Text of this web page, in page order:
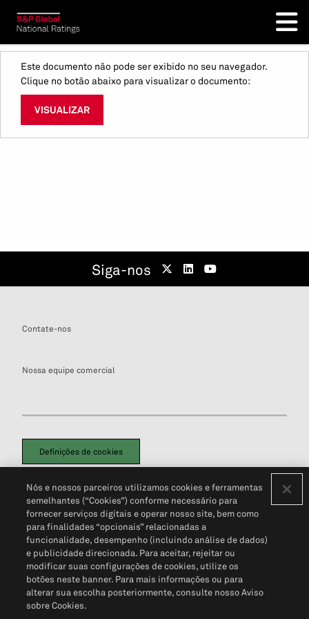
Este documento não pode ser exibido no seu navegador.
Clique no botão abaixo para visualizar o documento:
VISUALIZAR
Siga-nos
Contate-nos
Nossa equipe comercial
Definições de cookies
Política de PrivacidadePortal de privacidade do cliente (em inglês)
Não Venda Minhas Informações Pessoais© 2026 S&P Global
Nós e nossos parceiros utilizamos cookies e ferramentas
semelhantes (“Cookies”) conforme necessário para
fornecer serviços digitais e operar nosso site, bem como
para finalidades “opcionais” relacionadas a
funcionalidade, desempenho (incluindo análise de dados)
e publicidade direcionada. Para aceitar, rejeitar ou
modificar suas configurações de cookies, utilize os
botões neste banner. Para mais informações ou para
alterar sua escolha posteriormente, consulte nosso Aviso
sobre Cookies.